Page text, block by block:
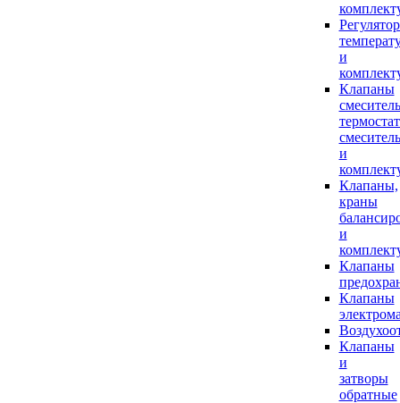
и
Клапаны
и
Клапаны,
краны
и
Клапаны
Клапаны
Клапаны
и
затворы
обратные